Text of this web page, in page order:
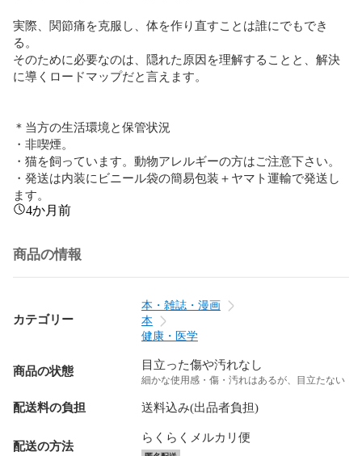
実際、関節痛を克服し、体を作り直すことは誰にでもでき
る。
そのために必要なのは、隠れた原因を理解することと、解決
に導くロードマップだと言えます。
＊当方の生活環境と保管状況
・非喫煙。
・猫を飼っています。動物アレルギーの方はご注意下さい。
・発送は内装にビニール袋の簡易包装＋ヤマト運輸で発送し
ます。
4か月前
商品の情報
カテゴリー
本・雑誌・漫画
本
健康・医学
商品の状態 目立った傷や汚れなし
細かな使用感・傷・汚れはあるが、目立たない
配送料の負担 送料込み(出品者負担)
配送の方法
らくらくメルカリ便